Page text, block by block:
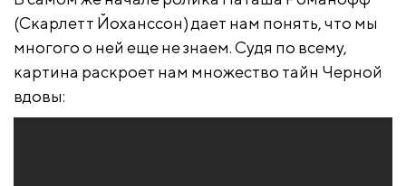
(Скарлетт Йоханссон) дает нам понять, что мы
многого о ней еще не знаем. Судя по всему,
картина раскроет нам множество тайн Черной
вдовы: